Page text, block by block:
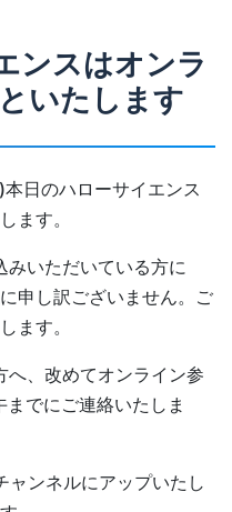
ンスはオンラ
いたします
日のハローサイエンス
ます。
みいただいている方に
申し訳ございません。ご
ます。
へ、改めてオンライン参
でにご連絡いたしま
ンネルにアップいたし